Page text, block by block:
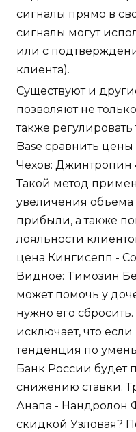
сигналы прямо в
сигналы могут
или с
клиента).
Существуют и
позволяют не
также
Base сравнить
Чехов: Джинтропин
Такой метод
увеличения объема
прибыли, а также
лояльности
цена Кингисепп -
Видное: Tимозин
может помочь у
нужно его
исключает, что
тенденция по
Банк России будет
снижению ставки.
Анапа - Нандролон
скидкой Узловая?